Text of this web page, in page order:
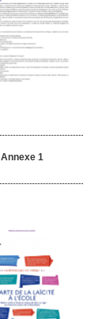
Annexe 1